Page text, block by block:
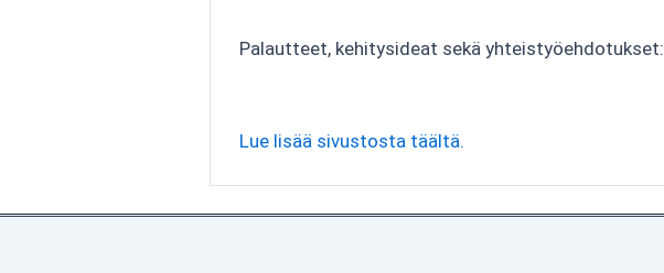
Palautteet, kehitysideat sekä yhteistyöehdotukset:
Lue lisää sivustosta täältä.